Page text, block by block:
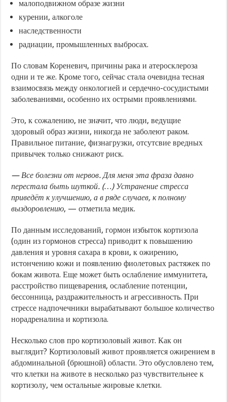
малоподвижном образе жизни
курении, алкоголе
наследственности
радиации, промышленных выбросах.
По словам Кореневич, причины рака и атеросклероза
одни и те же. Кроме того, сейчас стала очевидна тесная
взаимосвязь между онкологией и сердечно-сосудистыми
заболеваниями, особенно их острыми проявлениями.
Это, к сожалению, не значит, что люди, ведущие
здоровый образ жизни, никогда не заболеют раком.
Правильное питание, физнагрузки, отсутсвие вредных
привычек только снижают риск.
— Все болезни от нервов. Для меня эта фраза давно
перестала быть шуткой. (…) Устранение стресса
приведёт к улучшению, а в ряде случаев, к полному
выздоровлению, — отметила медик.
По данным исследований, гормон избыток кортизола
(один из гормонов стресса) приводит к повышению
давления и уровня сахара в крови, к ожирению,
истончению кожи и появлению фиолетовых растяжек по
бокам живота. Еще может быть ослабление иммунитета,
расстройство пищеварения, ослабление потенции,
бессонница, раздражительность и агрессивность. При
стрессе надпочечники вырабатывают большое количество
норадреналина и кортизола.
Несколько слов про кортизоловый живот. Как он
выглядит? Кортизоловый живот проявляется ожирением в
абдоминальной (брюшной) области. Это обусловлено тем,
что клетки на животе в несколько раз чувствительнее к
кортизолу, чем остальные жировые клетки.